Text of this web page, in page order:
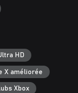
HD
X améliorée
Xbox